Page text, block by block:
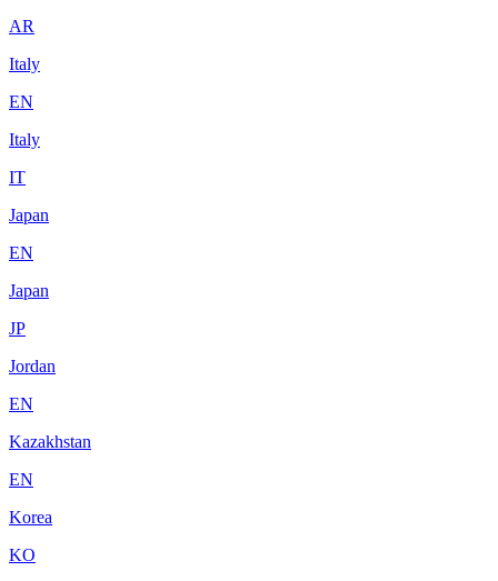
AR
Italy
EN
Italy
IT
Japan
EN
Japan
JP
Jordan
EN
Kazakhstan
EN
Korea
KO